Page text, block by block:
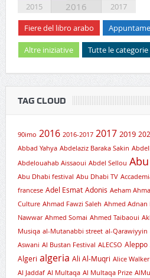
2015 2016
2017
Fiere del libro arabo
Altre iniziative Tutte le categorie
TAG CLOUD
90imo 2016 2016-2017 2017 2019
Abbad Yahya Abdelaziz Baraka Sakin
Abdelouahab Aissaoui Abdel Sellou
Abu Dhabi festival Abu Dhabi TV
francese Adel Esmat Adonis Aeham
Culture Ahmad Fawzi Saleh Ahmed Adnan
Nawwar Ahmed Somai Ahmed Taibaoui
Musiqa al-Mutanabbi street al-Qarawiyyin
Aswani Al Bustan Festival ALECSO Aleppo
Algeri algeria Ali Al-Muqri Alice Walker
Al Jaddaf Al Multaqa Al Multaqa Prize